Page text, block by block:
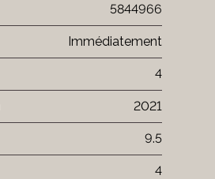
5844966
Immédiatement
4
2021
9.5
4